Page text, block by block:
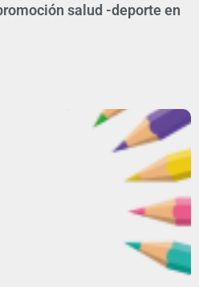
salud -deporte en